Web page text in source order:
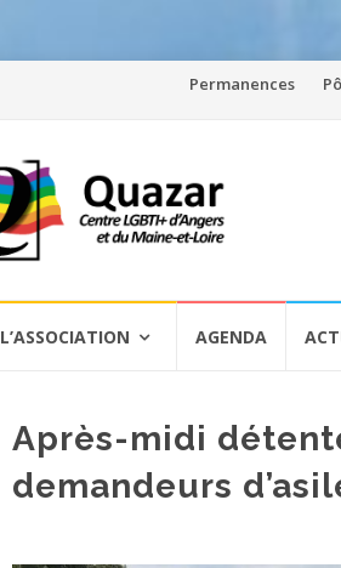
Aller
Permanences
L’ASSOCIATION AGENDA
Après-midi
demandeurs